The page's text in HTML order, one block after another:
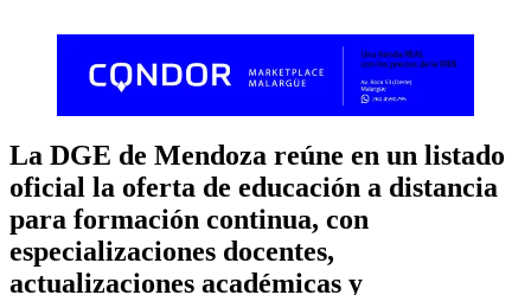
La DGE de Mendoza reúne en un listado
oficial la oferta de educación a distancia
para formación continua, con
especializaciones docentes,
actualizaciones académicas y